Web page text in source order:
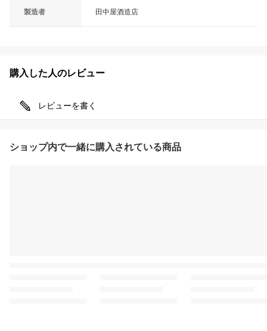
製造者 田中屋酒造店
購入した人のレビュー
レビューを書く
ショップ内で一緒に購入されている商品